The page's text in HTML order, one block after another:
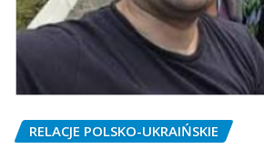
RELACJE POLSKO-UKRAIŃSKIE